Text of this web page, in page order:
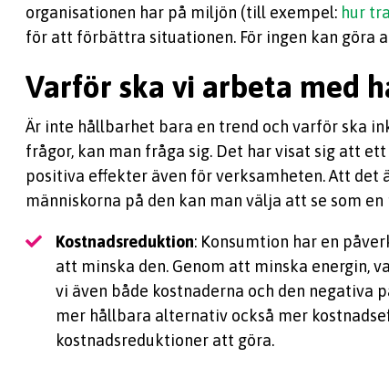
organisationen har på miljön (till exempel: hur
för att förbättra situationen. För ingen kan göra
Varför ska vi arbeta med
Är inte hållbarhet bara en trend och varför ska
frågor, kan man fråga sig. Det har visat sig att
positiva effekter även för verksamheten. Att det
människorna på den kan man välja att se som
Kostnadsreduktion: Konsumtion har en
att minska den. Genom att minska energin,
vi även både kostnaderna och den
mer hållbara alternativ också mer
kostnadsreduktioner att göra.